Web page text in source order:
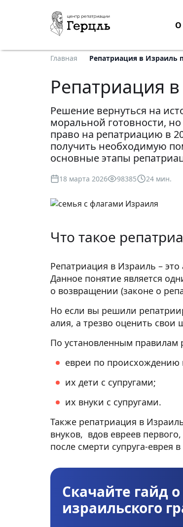
О
Главная Репатриация в Израиль
Репатриация
Решение вернуться на
моральной готовности,
право на репатриацию в
получить необходимую
основные этапы
18 марта 2026 98385 24 мин.
Что такое
Репатриация в Израиль –
Данное понятие является
о возвращении (законе о
Но если вы решили
алия, а трезво оценить
По установленным правилам
евреи по происхождению
их дети с супругами;
их внуки с супругами.
Также репатриация в
внуков, вдов евреев
после смерти супруга-еврея
Скачайте гайд
израильского